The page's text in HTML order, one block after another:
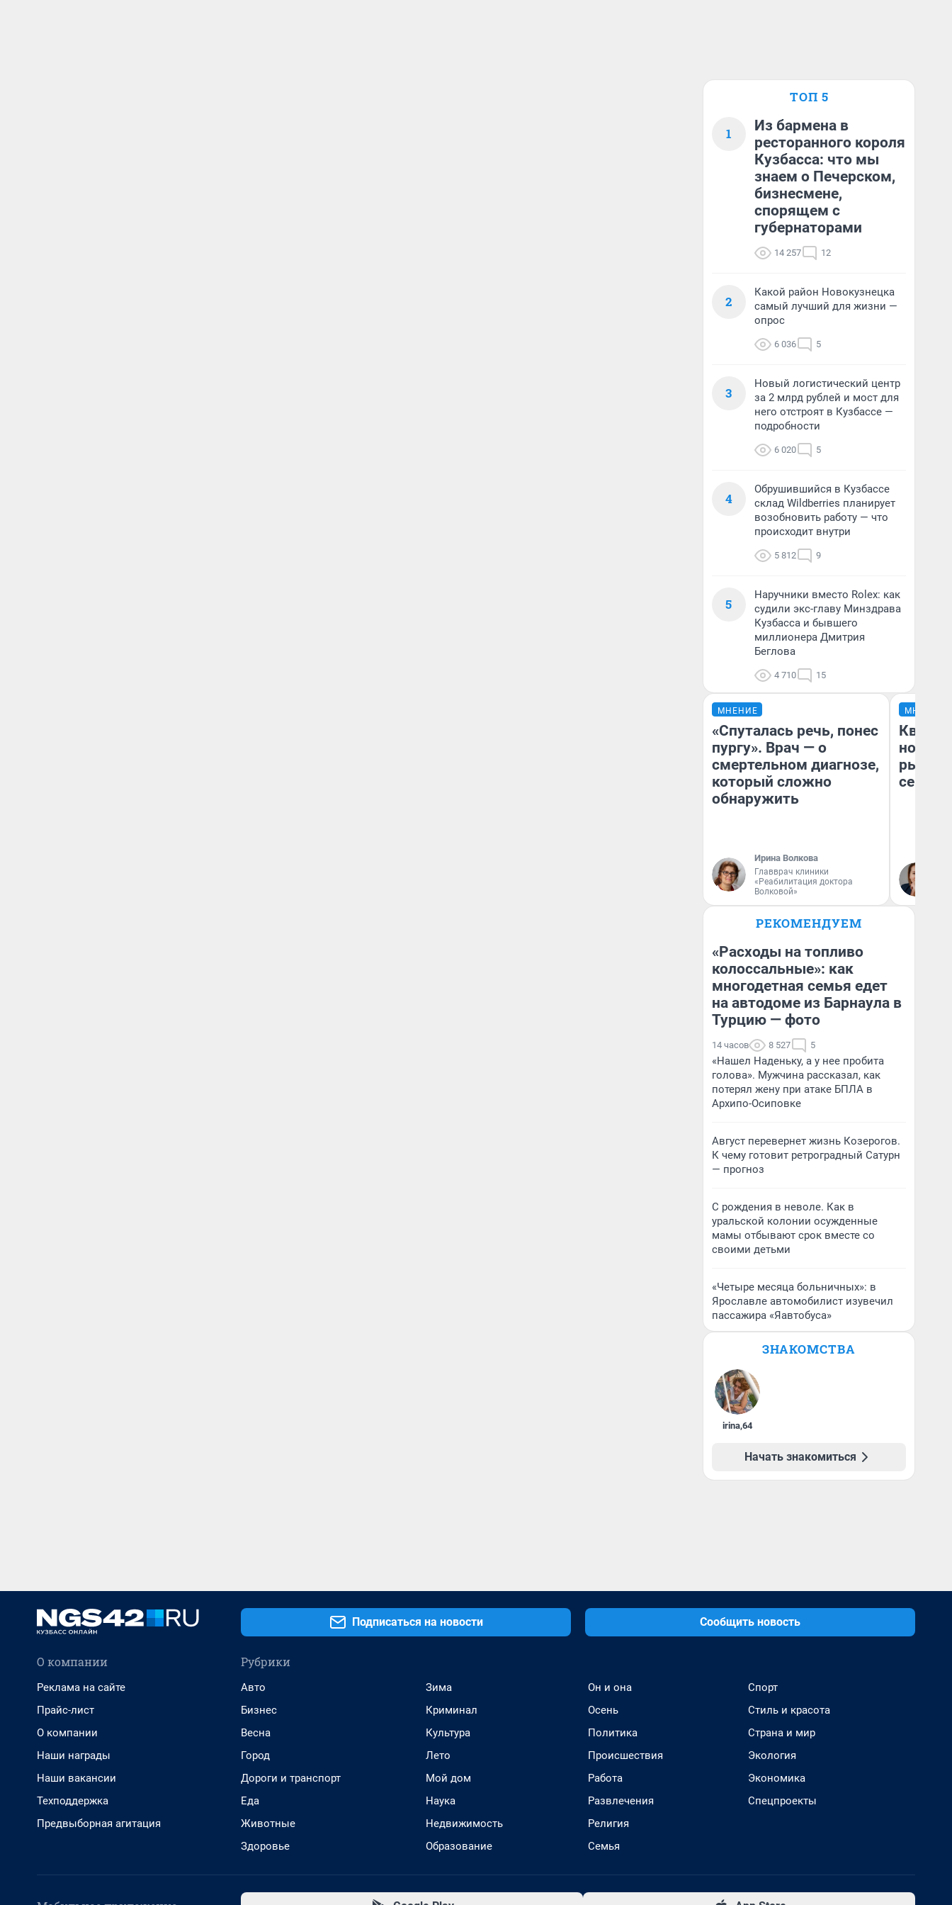
ТОП 5
1
Из бармена в
ресторанного короля
Кузбасса: что мы
знаем о Печерском,
бизнесмене,
спорящем с
губернаторами
14 257 12
2
Какой район Новокузнецка
самый лучший для жизни —
опрос
6 036 5
3
Новый логистический центр
за 2 млрд рублей и мост для
него отстроят в Кузбассе —
подробности
6 020 5
4
Обрушившийся в Кузбассе
склад Wildberries планирует
возобновить работу — что
происходит внутри
5 812 9
5
Наручники вместо Rolex: как
судили экс-главу Минздрава
Кузбасса и бывшего
миллионера Дмитрия
Беглова
4 710 15
МНЕНИЕ
«Спуталась речь, понес
пургу». Врач — о
смертельном диагнозе,
который сложно
обнаружить
Ирина Волкова
Главврач клиники
«Реабилитация доктора
Волковой»
МНЕНИЕ
но
рынок
РЕКОМЕНДУЕМ
«Расходы на топливо
колоссальные»: как
многодетная семья едет
на автодоме из Барнаула в
Турцию — фото
14 часов 8 527 5
«Нашел Наденьку, а у нее пробита
голова». Мужчина рассказал, как
потерял жену при атаке БПЛА в
Архипо-Осиповке
Август перевернет жизнь Козерогов.
К чему готовит ретроградный Сатурн
— прогноз
С рождения в неволе. Как в
уральской колонии осужденные
мамы отбывают срок вместе со
своими детьми
«Четыре месяца больничных»: в
Ярославле автомобилист изувечил
пассажира «Яавтобуса»
ЗНАКОМСТВА
irina,64
Начать знакомиться
Подписаться на новости Сообщить новость
О компании
Реклама на сайте
Прайс-лист
О компании
Наши награды
Наши вакансии
Техподдержка
Предвыборная агитация
Рубрики
Авто
Бизнес
Весна
Город
Дороги и транспорт
Еда
Животные
Здоровье
Зима
Криминал
Культура
Лето
Мой дом
Наука
Недвижимость
Образование
Он и она
Осень
Политика
Происшествия
Работа
Развлечения
Религия
Семья
Спорт
Стиль и красота
Страна и мир
Экология
Экономика
Спецпроекты